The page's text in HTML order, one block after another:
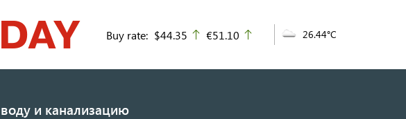
Buy rate: $44.35 up
€51.10 26.44°C
и канализацию